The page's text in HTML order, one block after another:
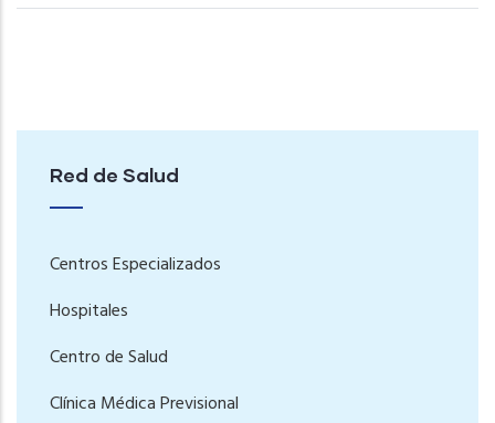
Red de Salud
Centros Especializados
Hospitales
Centro de Salud
Clínica Médica Previsional